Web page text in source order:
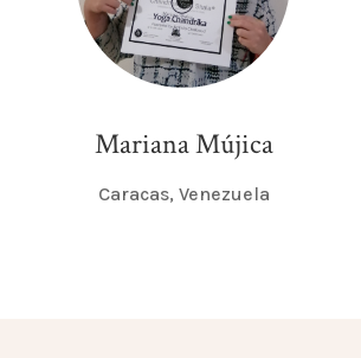
Mariana Mújica
Caracas, Venezuela